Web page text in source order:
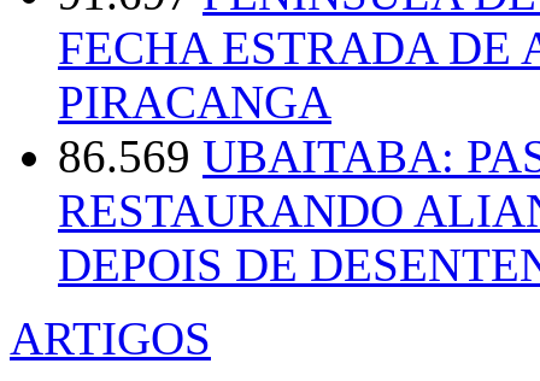
FECHA ESTRADA DE
PIRACANGA
86.569 UBAITABA:
RESTAURANDO
DEPOIS DE
ARTIGOS